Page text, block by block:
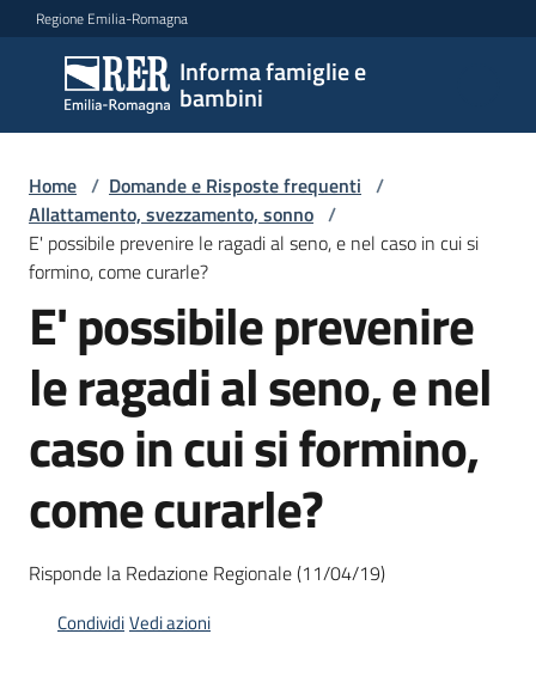
Vai al contenuto
Vai alla navigazione
Vai al footer
Regione Emilia-Romagna
Informa famiglie e
bambini
Informa
famiglie
e
bambini
Argomenti
Servizi
Centri
per
le
famiglie
Informazioni
Home / Domande e Risposte frequenti /
Allattamento, svezzamento, sonno /
E' possibile prevenire le ragadi al seno, e nel caso in cui si
formino, come curarle?
E' possibile prevenire
le ragadi al seno, e nel
caso in cui si formino,
come curarle?
Risponde la Redazione Regionale (11/04/19)
CondividiVedi azioni